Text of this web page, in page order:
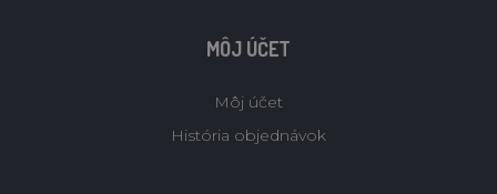
MÔJ ÚČET
Môj účet
História objednávok